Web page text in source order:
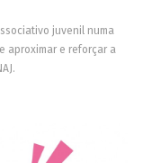
juvenil numa
aproximar e reforçar a